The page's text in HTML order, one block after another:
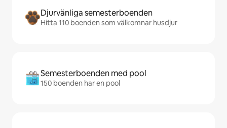
Djurvänliga semesterboenden
Hitta 110 boenden som välkomnar husdjur
Semesterboenden med pool
150 boenden har en pool